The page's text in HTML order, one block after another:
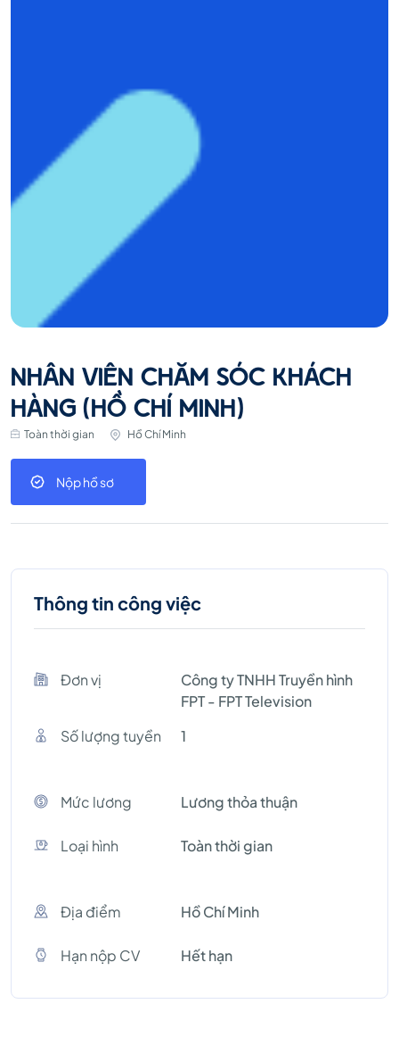
NHÂN VIÊN CHĂM SÓC KHÁCH
HÀNG (HỒ CHÍ MINH)
Toàn thời gian Hồ Chí Minh
Nộp hồ sơ
Thông tin công việc
Đơn vị
Công ty TNHH Truyền hình
FPT - FPT Television
Số lượng tuyền
1
Mức lương Lương thỏa thuận
Loại hình Toàn thời gian
Địa điểm Hồ Chí Minh
Hạn nộp CV Hết hạn